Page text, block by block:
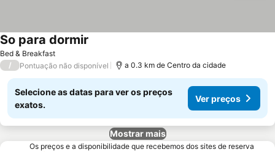
Bed & Breakfast
So para dormir
/ Pontuação não disponível a 0.3 km de Centro da cidade
Selecione as datas para ver os preços
exatos.
Ver preços
Mostrar mais
Os preços e a disponibilidade que recebemos dos sites de reserva